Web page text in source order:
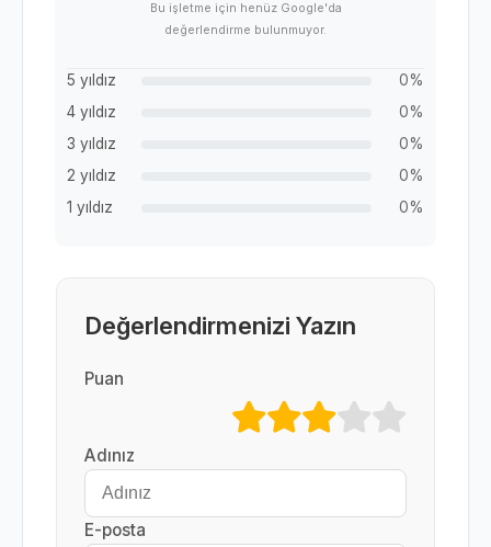
Bu işletme için henüz Google'da
değerlendirme bulunmuyor.
5 yıldız
0%
4 yıldız
0%
3 yıldız
0%
2 yıldız
0%
1 yıldız
0%
Değerlendirmenizi Yazın
Puan
Adınız
E-posta